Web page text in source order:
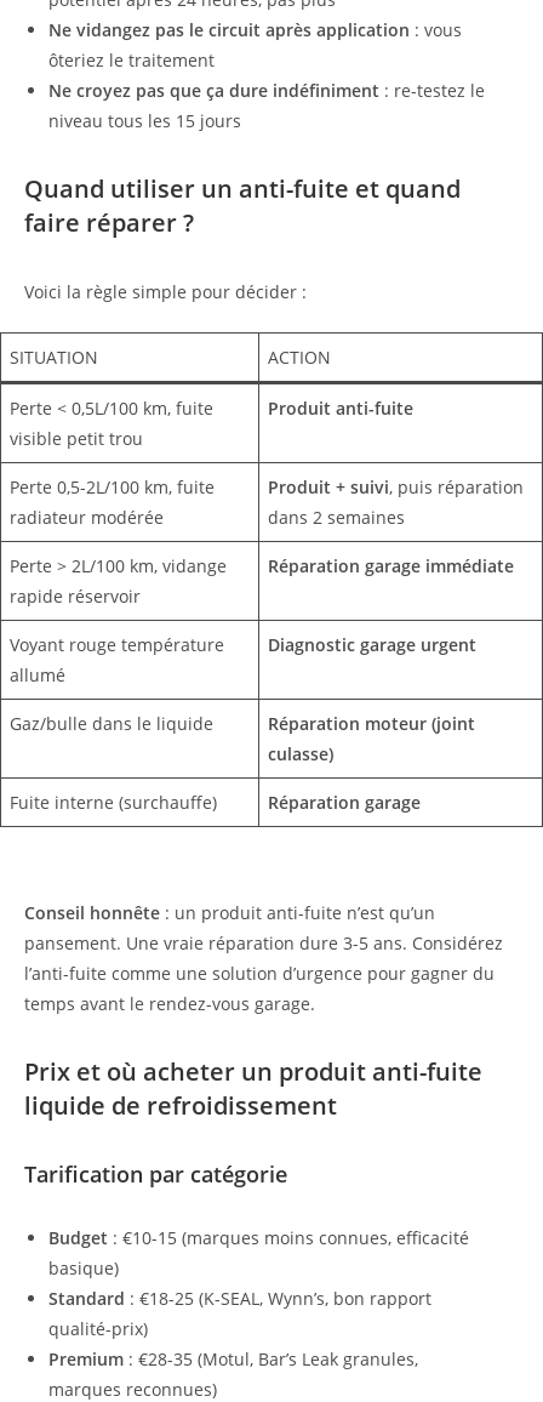
Ne vidangez pas le circuit après application : vous
ôteriez le traitement
Ne croyez pas que ça dure indéfiniment : re-testez le
niveau tous les 15 jours
Quand utiliser un anti-fuite et quand
faire réparer ?
Voici la règle simple pour décider :
SITUATION ACTION
Perte < 0,5L/100 km, fuite
visible petit trou
Produit anti-fuite
Perte 0,5-2L/100 km, fuite
radiateur modérée
Produit + suivi, puis réparation
dans 2 semaines
Perte > 2L/100 km, vidange
rapide réservoir
Réparation garage immédiate
Voyant rouge température
allumé
Diagnostic garage urgent
Gaz/bulle dans le liquide
Réparation moteur (joint
culasse)
Fuite interne (surchauffe) Réparation garage
Conseil honnête : un produit anti-fuite n’est qu’un
pansement. Une vraie réparation dure 3-5 ans. Considérez
l’anti-fuite comme une solution d’urgence pour gagner du
temps avant le rendez-vous garage.
Prix et où acheter un produit anti-fuite
liquide de refroidissement
Tarification par catégorie
Budget : €10-15 (marques moins connues, efficacité
basique)
Standard : €18-25 (K-SEAL, Wynn’s, bon rapport
qualité-prix)
Premium : €28-35 (Motul, Bar’s Leak granules,
marques reconnues)